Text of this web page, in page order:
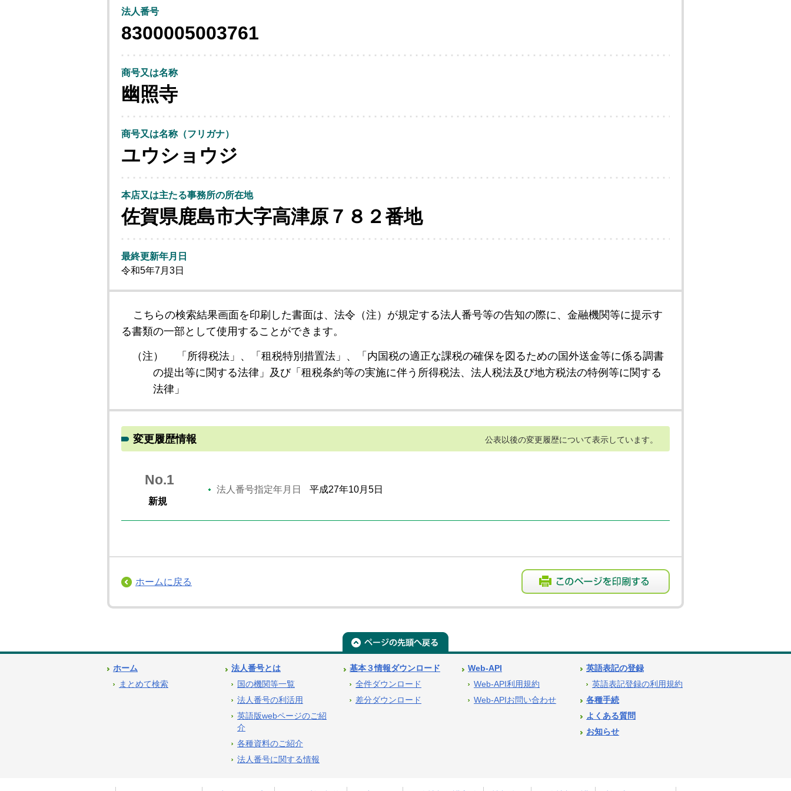
法人番号
8300005003761
商号又は名称
幽照寺
商号又は名称（フリガナ）
ユウショウジ
本店又は主たる事務所の所在地
佐賀県鹿島市大字高津原７８２番地
最終更新年月日
令和5年7月3日
こちらの検索結果画面を印刷した書面は、法令（注）が規定する法人番号等の告知の際に、金融機関等に提示す
る書類の一部として使用することができます。
（注）
「所得税法」、「租税特別措置法」、「内国税の適正な課税の確保を図るための国外送金等に係る調書
の提出等に関する法律」及び「租税条約等の実施に伴う所得税法、法人税法及び地方税法の特例等に関する
法律」
変更履歴情報 公表以後の変更履歴について表示しています。
No.1
新規
法人番号指定年月日 平成27年10月5日
ホームに戻る
ホーム
まとめて検索
法人番号とは
国の機関等一覧
法人番号の利活用
英語版webページのご紹
介
各種資料のご紹介
法人番号に関する情報
基本３情報ダウンロード
全件ダウンロード
差分ダウンロード
Web-API
Web-API利用規約
Web-APIお問い合わせ
英語表記の登録
英語表記登録の利用規約
各種手続
よくある質問
お知らせ